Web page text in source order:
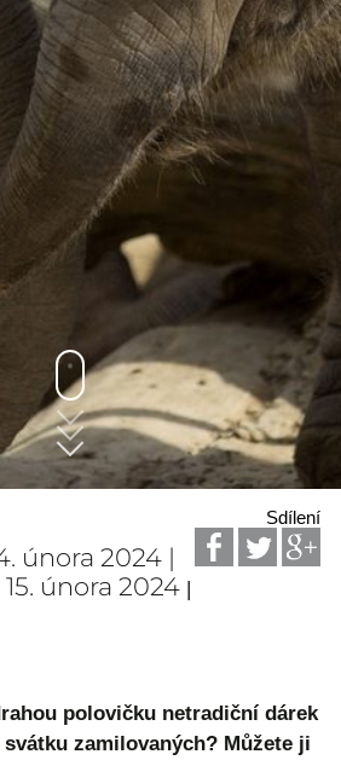
Sdílení
února 2024 |
února 2024 |
polovičku netradiční dárek
zamilovaných? Můžete ji